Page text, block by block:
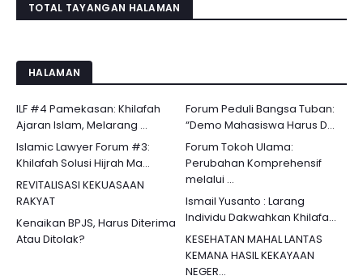
TOTAL TAYANGAN HALAMAN
HALAMAN
ILF #4 Pamekasan: Khilafah
Ajaran Islam, Melarang ...
Forum Peduli Bangsa Tuban:
“Demo Mahasiswa Harus D...
Islamic Lawyer Forum #3:
Khilafah Solusi Hijrah Ma...
Forum Tokoh Ulama:
Perubahan Komprehensif
melalui ...
REVITALISASI KEKUASAAN
RAKYAT
Ismail Yusanto : Larang
Individu Dakwahkan Khilafa...
Kenaikan BPJS, Harus Diterima
Atau Ditolak?
KESEHATAN MAHAL LANTAS
KEMANA HASIL KEKAYAAN
NEGER...